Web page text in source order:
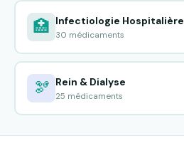
🏥 Infectiologie Hospitalière
30 médicaments
🫘 Rein & Dialyse
25 médicaments